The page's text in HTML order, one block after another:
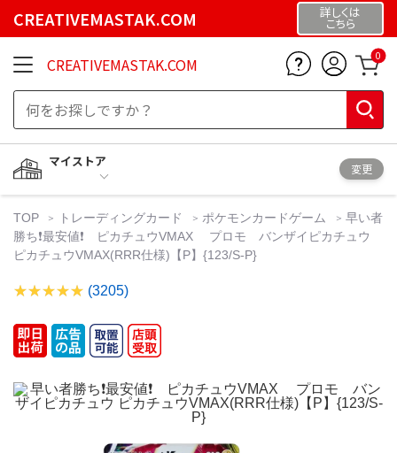
CREATIVEMASTAK.COM 詳しくは
こちら
CREATIVEMASTAK.COM 0
マイストア
変更
TOP トレーディングカード ポケモンカードゲーム
早い者
勝ち❗最安値❗ ピカチュウVMAX プロモ バンザイピカチュウ
ピカチュウVMAX(RRR仕様)【P】{123/S-P}
(3205)